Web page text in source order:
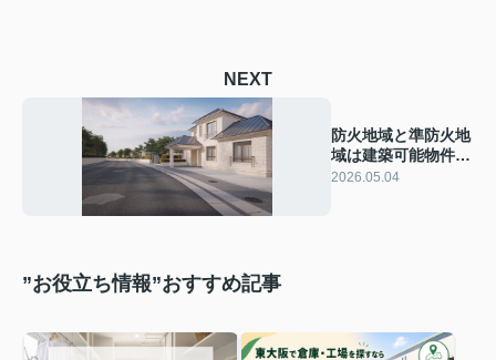
NEXT
防火地域と準防火地
域は建築可能物件に
は、それぞれどんな
2026.05.04
”お役立ち情報”おすすめ記事